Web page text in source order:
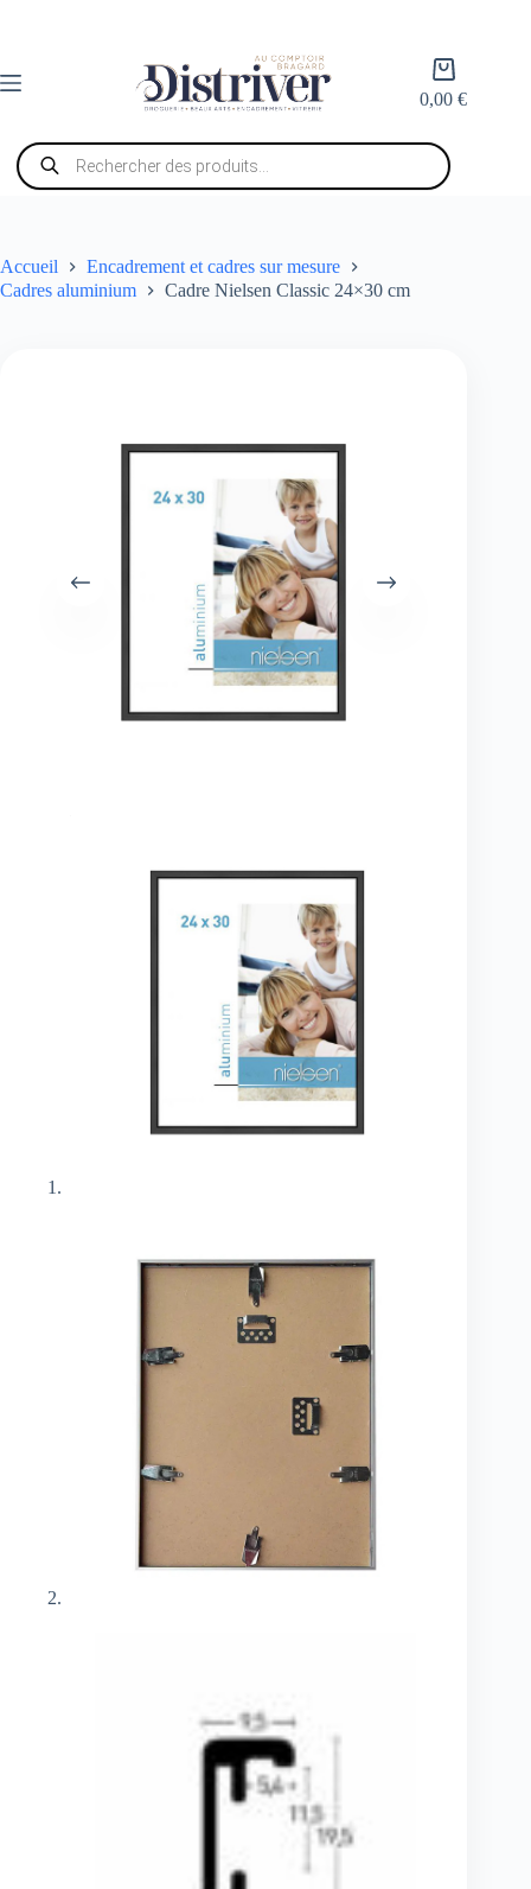
Panier
d’achat
0,00€
Recherche
de
produits
Accueil
Encadrement et cadres sur mesure
Cadres aluminium
Cadre Nielsen Classic 24×30 cm